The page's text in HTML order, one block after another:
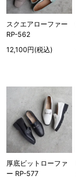
スクエアローファー
RP-562
12,100円(税込)
厚底ビットローファ
ー RP-577